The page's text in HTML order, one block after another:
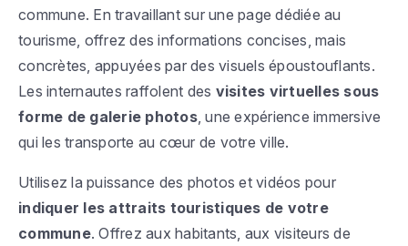
commune. En travaillant sur une page dédiée au
tourisme, offrez des informations concises, mais
concrètes, appuyées par des visuels époustouflants.
Les internautes raffolent des visites virtuelles sous
forme de galerie photos, une expérience immersive
qui les transporte au cœur de votre ville.
Utilisez la puissance des photos et vidéos pour
indiquer les attraits touristiques de votre
commune. Offrez aux habitants, aux visiteurs de